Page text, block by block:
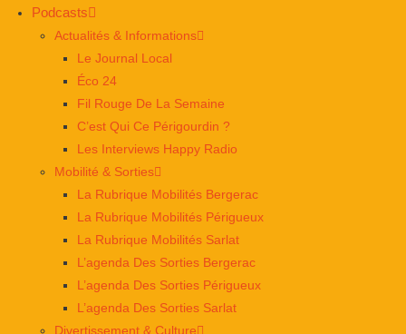
Podcasts
Actualités & Informations
Le Journal Local
Éco 24
Fil Rouge De La Semaine
C’est Qui Ce Périgourdin ?
Les Interviews Happy Radio
Mobilité & Sorties
La Rubrique Mobilités Bergerac
La Rubrique Mobilités Périgueux
La Rubrique Mobilités Sarlat
L’agenda Des Sorties Bergerac
L’agenda Des Sorties Périgueux
L’agenda Des Sorties Sarlat
Divertissement & Culture